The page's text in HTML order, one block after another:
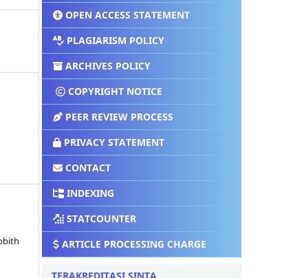
OPEN ACCESS STATEMENT
PLAGIARISM POLICY
ARCHIVES POLICY
COPYRIGHT NOTICE
PEER REVIEW PROCESS
PRIVACY STATEMENT
CONTACT
INDEXING
STATCOUNTER
ARTICLE PROCESSING CHARGE